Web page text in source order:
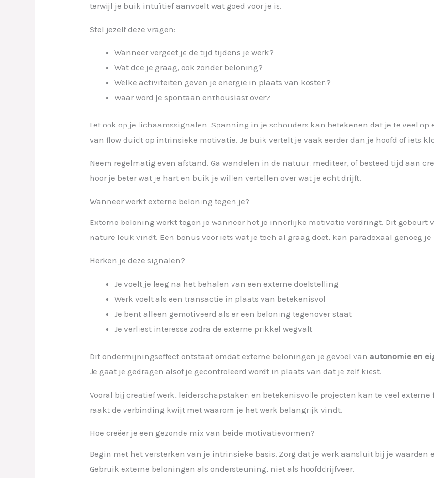
terwijl je buik intuïtief aanvoelt wat goed voor je is.
Stel jezelf deze vragen:
Wanneer vergeet je de tijd tijdens je werk?
Wat doe je graag, ook zonder beloning?
Welke activiteiten geven je energie in plaats van kosten?
Waar word je spontaan enthousiast over?
Let ook op je lichaamssignalen. Spanning in je schouders kan betekenen dat je te veel op
van flow duidt op intrinsieke motivatie. Je buik vertelt je vaak eerder dan je hoofd of iets
Neem regelmatig even afstand. Ga wandelen in de natuur, mediteer, of besteed tijd aan
hoor je beter wat je hart en buik je willen vertellen over wat je echt drijft.
Wanneer werkt externe beloning tegen je?
Externe beloning werkt tegen je wanneer het je innerlijke motivatie verdringt. Dit gebeurt
nature leuk vindt. Een bonus voor iets wat je toch al graag doet, kan paradoxaal genoeg
Herken je deze signalen?
Je voelt je leeg na het behalen van een externe doelstelling
Werk voelt als een transactie in plaats van betekenisvol
Je bent alleen gemotiveerd als er een beloning tegenover staat
Je verliest interesse zodra de externe prikkel wegvalt
Dit ondermijningseffect ontstaat omdat externe beloningen je gevoel vanautonomie en
Je gaat je gedragen alsof je gecontroleerd wordt in plaats van dat je zelf kiest.
Vooral bij creatief werk, leiderschapstaken en betekenisvolle projecten kan te veel
raakt de verbinding kwijt met waarom je het werk belangrijk vindt.
Hoe creëer je een gezonde mix van beide motivatievormen?
Begin met het versterken van je intrinsieke basis. Zorg dat je werk aansluit bij je waarden
Gebruik externe beloningen als ondersteuning, niet als hoofddrijfveer.